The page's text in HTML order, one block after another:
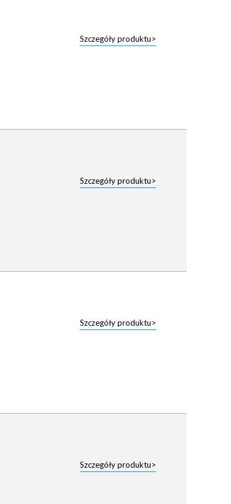
Szczegóły produktu>
Szczegóły produktu>
Szczegóły produktu>
Szczegóły produktu>